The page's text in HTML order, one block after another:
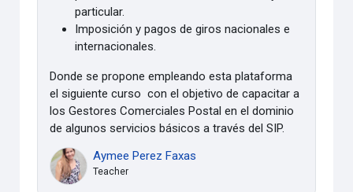
particular.
Imposición y pagos de giros nacionales e
internacionales.
Donde se proponeempleando esta plataforma
el siguiente curso con el objetivo decapacitar a
los Gestores Comerciales Postal en el dominio
de algunos servicios básicos a través del SIP.
Aymee Perez Faxas
Teacher